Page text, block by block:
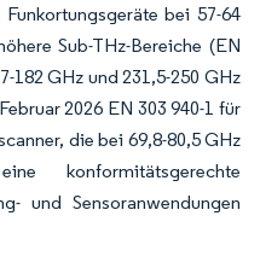
bei 57-64
Sub-THz-Bereiche (EN
182 GHz und 231,5-250 GHz
2026 EN 303 940-1 für
die bei 69,8-80,5 GHz
konformitätsgerechte
und Sensoranwendungen